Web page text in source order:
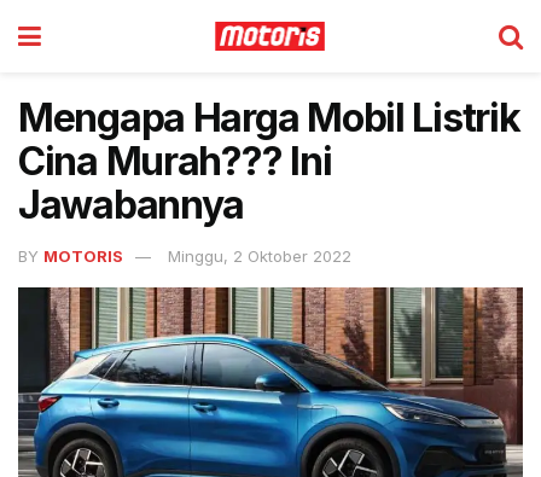
Mengapa Harga Mobil Listrik
Cina Murah??? Ini
Jawabannya
BY MOTORIS Minggu, 2 Oktober 2022